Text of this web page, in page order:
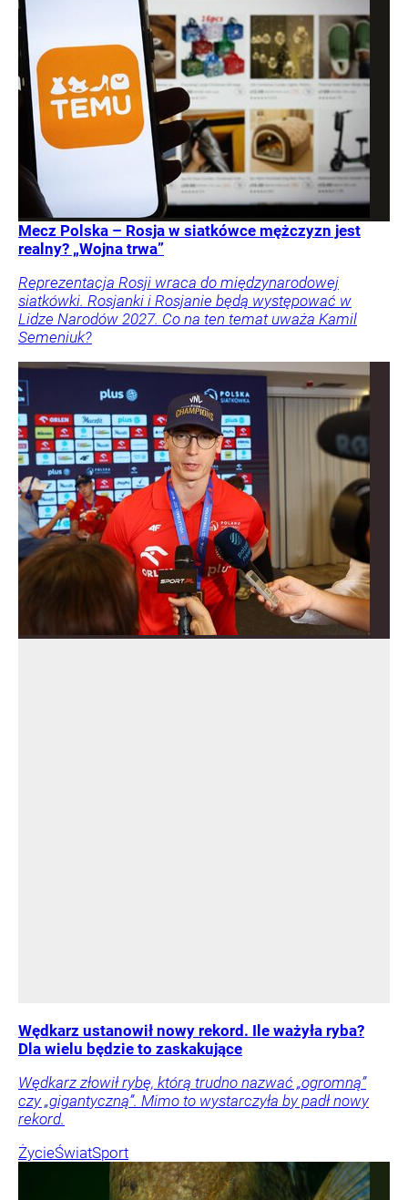
Mecz Polska – Rosja w siatkówce mężczyzn jest
realny? „Wojna trwa”
Reprezentacja Rosji wraca do międzynarodowej
siatkówki. Rosjanki i Rosjanie będą występować w
Lidze Narodów 2027. Co na ten temat uważa Kamil
Semeniuk?
Wędkarz ustanowił nowy rekord. Ile ważyła ryba?
Dla wielu będzie to zaskakujące
Wędkarz złowił rybę, którą trudno nazwać „ogromną”
czy „gigantyczną”. Mimo to wystarczyła by padł nowy
rekord.
ŻycieŚwiatSport